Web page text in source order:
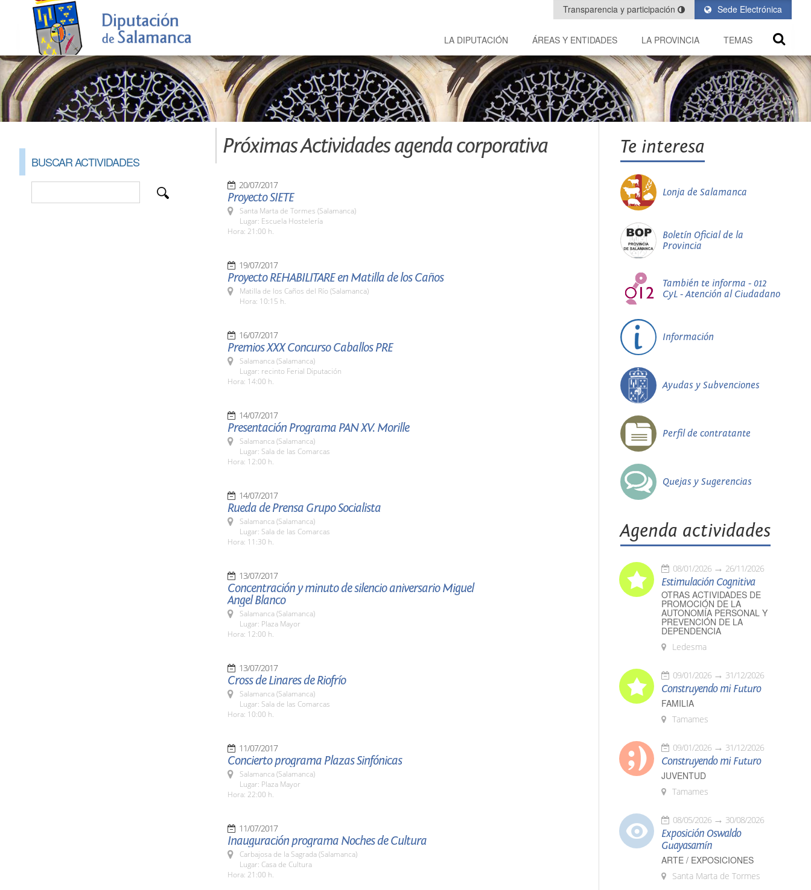
Sede Electrónica
Transparencia y participación
LA DIPUTACIÓN ÁREAS Y ENTIDADES LA PROVINCIA TEMAS
BUSCAR ACTIVIDADES
Próximas Actividades agenda corporativa
20/07/2017
Proyecto SIETE
Santa Marta de Tormes (Salamanca)
Lugar: Escuela Hostelería
Hora: 21:00 h.
19/07/2017
Proyecto REHABILITARE en Matilla de los Caños
Matilla de los Caños del Río (Salamanca)
Hora: 10:15 h.
16/07/2017
Premios XXX Concurso Caballos PRE
Salamanca (Salamanca)
Lugar: recinto Ferial Diputación
Hora: 14:00 h.
14/07/2017
Presentación Programa PAN XV. Morille
Salamanca (Salamanca)
Lugar: Sala de las Comarcas
Hora: 12:00 h.
14/07/2017
Rueda de Prensa Grupo Socialista
Salamanca (Salamanca)
Lugar: Sala de las Comarcas
Hora: 11:30 h.
13/07/2017
Concentración y minuto de silencio aniversario Miguel
Angel Blanco
Salamanca (Salamanca)
Lugar: Plaza Mayor
Hora: 12:00 h.
13/07/2017
Cross de Linares de Riofrío
Salamanca (Salamanca)
Lugar: Sala de las Comarcas
Hora: 10:00 h.
11/07/2017
Concierto programa Plazas Sinfónicas
Salamanca (Salamanca)
Lugar: Plaza Mayor
Hora: 22:00 h.
11/07/2017
Inauguración programa Noches de Cultura
Carbajosa de la Sagrada (Salamanca)
Lugar: Casa de Cultura
Hora: 21:00 h.
Te interesa
Lonja de Salamanca
Boletín Oficial de la
Provincia
También te informa - 012
CyL - Atención al Ciudadano
Información
Ayudas y Subvenciones
Perfil de contratante
Quejas y Sugerencias
Agenda actividades
08/01/2026 26/11/2026
Estimulación Cognitiva
OTRAS ACTIVIDADES DE
PROMOCIÓN DE LA
AUTONOMÍA PERSONAL Y
PREVENCIÓN DE LA
DEPENDENCIA
Ledesma
09/01/2026 31/12/2026
Construyendo mi Futuro
FAMILIA
Tamames
09/01/2026 31/12/2026
Construyendo mi Futuro
JUVENTUD
Tamames
08/05/2026 30/08/2026
Exposición Oswaldo
Guayasamín
ARTE / EXPOSICIONES
Santa Marta de Tormes